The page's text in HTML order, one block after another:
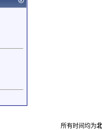
所有时间均为